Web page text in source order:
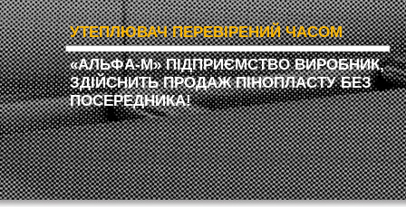
УТЕПЛЮВАЧ ПЕРЕВІРЕНИЙ ЧАСОМ
«АЛЬФА-М» ПІДПРИЄМСТВО ВИРОБНИК,
ЗДІЙСНИТЬ ПРОДАЖ ПІНОПЛАСТУ БЕЗ
ПОСЕРЕДНИКА!